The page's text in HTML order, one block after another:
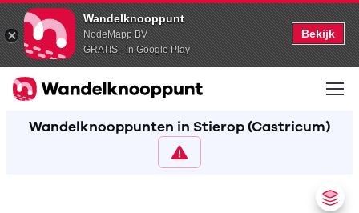
Wandelknooppunt
NodeMapp BV
GRATIS - In Google Play
Bekijk
Wandelknooppunten in Stierop (Castricum)